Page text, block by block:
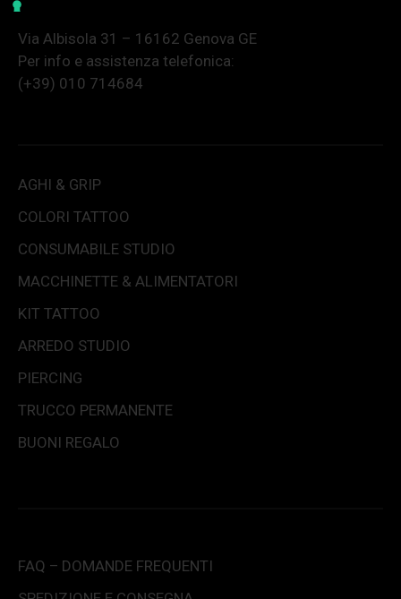
Via Albisola 31 – 16162 Genova GE
Per info e assistenza telefonica:
(+39) 010 714684
AGHI & GRIP
COLORI TATTOO
CONSUMABILE STUDIO
MACCHINETTE & ALIMENTATORI
KIT TATTOO
ARREDO STUDIO
PIERCING
TRUCCO PERMANENTE
BUONI REGALO
FAQ – DOMANDE FREQUENTI